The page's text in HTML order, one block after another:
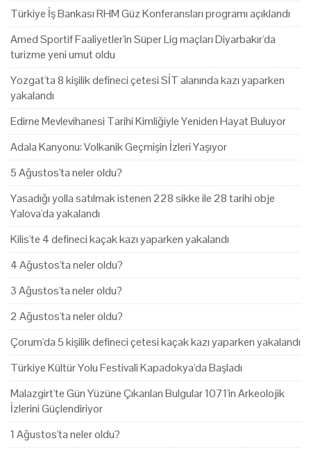
Türkiye İş Bankası RHM Güz Konferansları programı açıklandı
Amed Sportif Faaliyetler'in Süper Lig maçları Diyarbakır'da
turizme yeni umut oldu
Yozgat'ta 8 kişilik defineci çetesi SİT alanında kazı yaparken
yakalandı
Edirne Mevlevihanesi Tarihi Kimliğiyle Yeniden Hayat Buluyor
Adala Kanyonu: Volkanik Geçmişin İzleri Yaşıyor
5 Ağustos'ta neler oldu?
Yasadığı yolla satılmak istenen 228 sikke ile 28 tarihi obje
Yalova'da yakalandı
Kilis'te 4 defineci kaçak kazı yaparken yakalandı
4 Ağustos'ta neler oldu?
3 Ağustos'ta neler oldu?
2 Ağustos'ta neler oldu?
Çorum'da 5 kişilik defineci çetesi kaçak kazı yaparken yakalandı
Türkiye Kültür Yolu Festivali Kapadokya'da Başladı
Malazgirt'te Gün Yüzüne Çıkarılan Bulgular 1071'in Arkeolojik
İzlerini Güçlendiriyor
1 Ağustos'ta neler oldu?